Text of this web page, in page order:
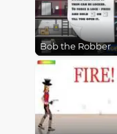
Bob the Robber